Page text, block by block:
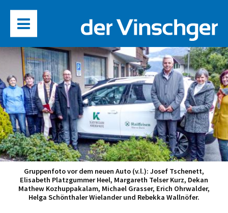
Gruppenfoto vor dem neuen Auto (v.l.): Josef Tschenett,
Elisabeth Platzgummer Heel, Margareth Telser Kurz, Dekan
Mathew Kozhuppakalam, Michael Grasser, Erich Ohrwalder,
Helga Schönthaler Wielander und Rebekka Wallnöfer.